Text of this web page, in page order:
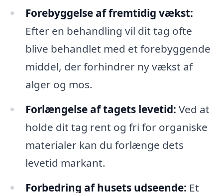
Forebyggelse af fremtidig vækst:
Efter en behandling vil dit tag ofte
blive behandlet med et forebyggende
middel, der forhindrer ny vækst af
alger og mos.
Forlængelse af tagets levetid: Ved at
holde dit tag rent og fri for organiske
materialer kan du forlænge dets
levetid markant.
Forbedring af husets udseende: Et